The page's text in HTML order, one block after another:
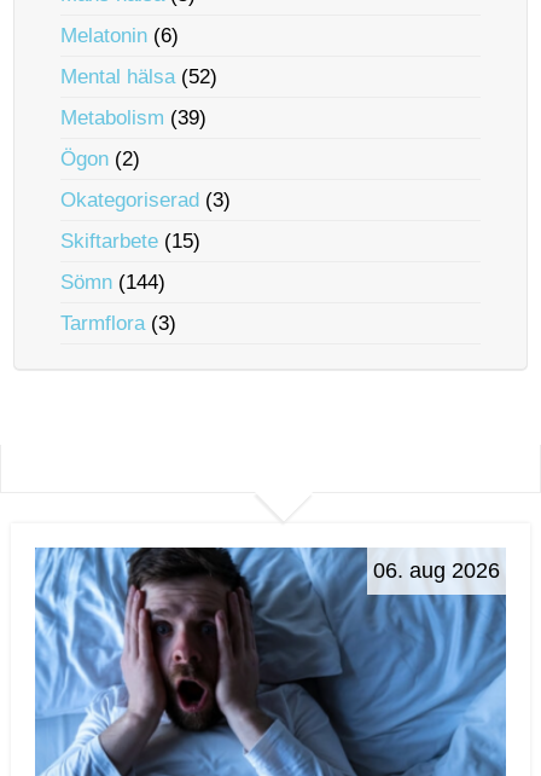
Melatonin (6)
Mental hälsa(52)
Metabolism (39)
Ögon (2)
Okategoriserad (3)
Skiftarbete (15)
Sömn (144)
Tarmflora(3)
06. aug 2026